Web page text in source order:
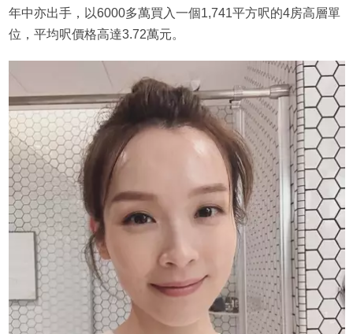
年中亦出手，以6000多萬買入一個1,741平方呎的4房高層單
位，平均呎價格高達3.72萬元。